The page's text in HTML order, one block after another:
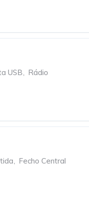
USB, Rádio
Fecho Central